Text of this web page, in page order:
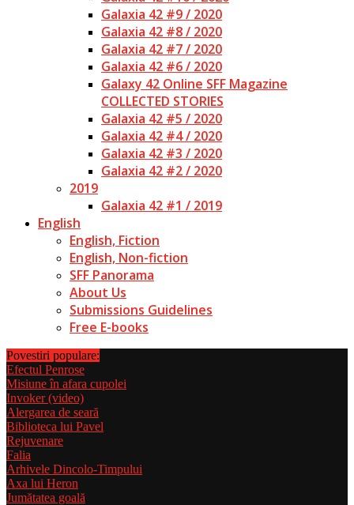
Galaxia 42 #9 / 2020
Galaxia 42 #8 / 2020
Galaxia 42 #7 / 2020
Galaxia 42 #6 / 2020
Galaxy 42 Online SFF Magazine
COLLECTED STORIES
Galaxia 42 #5 / 2020
Galaxia 42 #4 / 2020
Galaxia 42 #3 / 2020
Galaxia 42 #2 / 2020
2019
Galaxia 42 #1 / 2019
English
English, Fiction
English, Non-fiction
SFF Panorama
About Us
Submissions Guidelines
Free E-books
Povestiri populare:
Efectul Penrose
Misiune în afara cupolei
Invoker (video)
Alergarea de seară
Biblioteca lui Pavel
Rejuvenare
Falia
Arhivele Dincolo-Timpului
Axa lui Heron
Jumătatea goală